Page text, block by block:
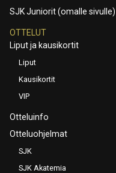
SJK Juniorit (omalle sivulle)
OTTELUT
Liput ja kausikortit
Liput
Kausikortit
VIP
Otteluinfo
Otteluohjelmat
SJK
SJK Akatemia